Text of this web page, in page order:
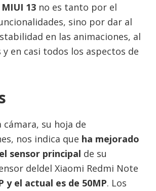
13 no es tanto por el
sino por dar al
en las animaciones, al
en casi todos los aspectos de
cámara, su hoja de
nos indica que ha mejorado
sensor principal de su
deldel Xiaomi Redmi Note
y el actual es de 50MP. Los